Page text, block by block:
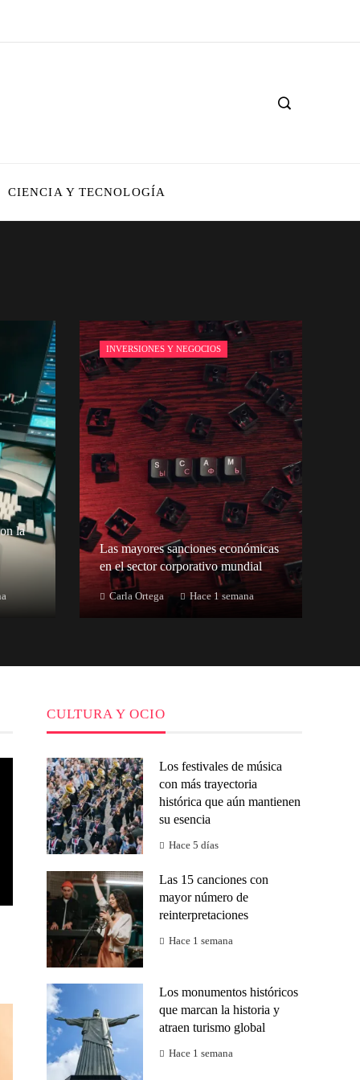
CIENCIA Y TECNOLOGÍA
la
INVERSIONES Y NEGOCIOS
Las mayores sanciones económicas
en el sector corporativo mundial
Carla Ortega Hace 1 semana
CULTURA Y OCIO
Los festivales de música
con más trayectoria
histórica que aún mantienen
su esencia
Hace 5 días
Las 15 canciones con
mayor número de
reinterpretaciones
Hace 1 semana
Los monumentos históricos
que marcan la historia y
atraen turismo global
Hace 1 semana